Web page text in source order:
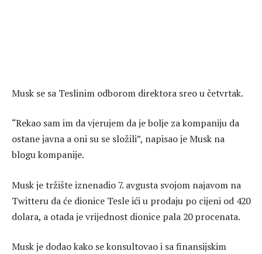
Musk se sa Teslinim odborom direktora sreo u četvrtak.
“Rekao sam im da vjerujem da je bolje za kompaniju da
ostane javna a oni su se složili”, napisao je Musk na
blogu kompanije.
Musk je tržište iznenadio 7. avgusta svojom najavom na
Twitteru da će dionice Tesle ići u prodaju po cijeni od 420
dolara, a otada je vrijednost dionice pala 20 procenata.
Musk je dodao kako se konsultovao i sa finansijskim